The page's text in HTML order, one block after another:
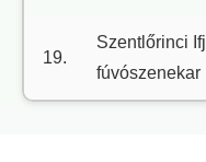
19.
Szentlőrinci
fúvószenekar